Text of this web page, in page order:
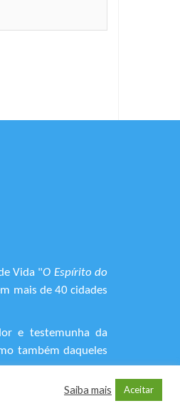
Vida "O Espírito do
mais de 40 cidades
e testemunha da
também daqueles
Saiba mais Aceitar